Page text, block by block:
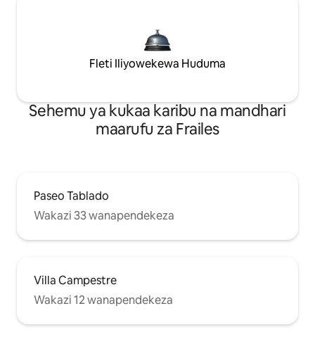
Fleti Iliyowekewa Huduma
Sehemu ya kukaa karibu na mandhari
maarufu za Frailes
Paseo Tablado
Wakazi 33 wanapendekeza
Villa Campestre
Wakazi 12 wanapendekeza